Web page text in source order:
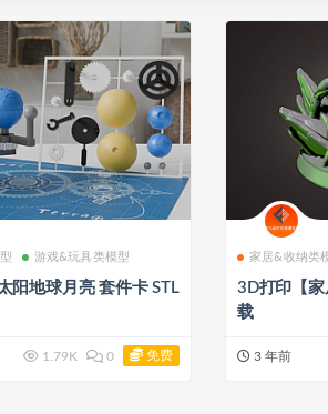
游戏&玩具类模型
月亮 套件卡 STL
1.79K 0 免费
家居&收纳类
3D打印【家
载
3 年前